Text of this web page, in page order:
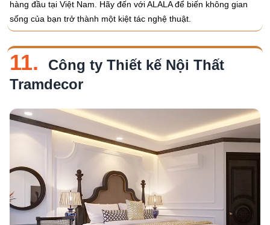
hàng đầu tại Việt Nam. Hãy đến với ALALA để biến không gian
sống của bạn trở thành một kiệt tác nghệ thuật.
11.
Công ty Thiết kế Nội Thất
Tramdecor